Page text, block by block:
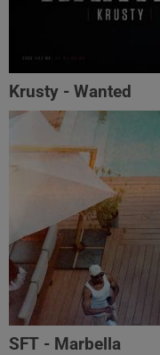
Krusty - Wanted
SFT - Marbella